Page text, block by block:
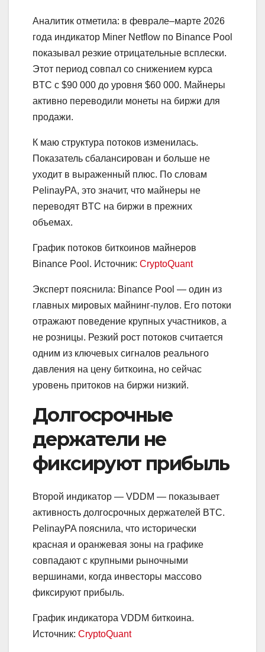
Аналитик отметила: в феврале–марте 2026
года индикатор Miner Netflow по Binance Pool
показывал резкие отрицательные всплески.
Этот период совпал со снижением курса
BTC с $90 000 до уровня $60 000. Майнеры
активно переводили монеты на биржи для
продажи.
К маю структура потоков изменилась.
Показатель сбалансирован и больше не
уходит в выраженный плюс. По словам
PelinayPA, это значит, что майнеры не
переводят BTC на биржи в прежних
объемах.
График потоков биткоинов майнеров
Binance Pool. Источник: CryptoQuant
Эксперт пояснила: Binance Pool — один из
главных мировых майнинг-пулов. Его потоки
отражают поведение крупных участников, а
не розницы. Резкий рост потоков считается
одним из ключевых сигналов реального
давления на цену биткоина, но сейчас
уровень притоков на биржи низкий.
Долгосрочные
держатели не
фиксируют прибыль
Второй индикатор — VDDM — показывает
активность долгосрочных держателей BTC.
PelinayPA пояснила, что исторически
красная и оранжевая зоны на графике
совпадают с крупными рыночными
вершинами, когда инвесторы массово
фиксируют прибыль.
График индикатора VDDM биткоина.
Источник: CryptoQuant